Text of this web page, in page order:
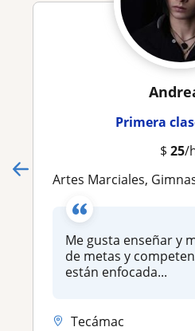
Primera
$ 25/
Artes Marciales, Gimnasia Acrobática y
Me gusta enseñar y
de metas y
están enfocada...
Tecámac